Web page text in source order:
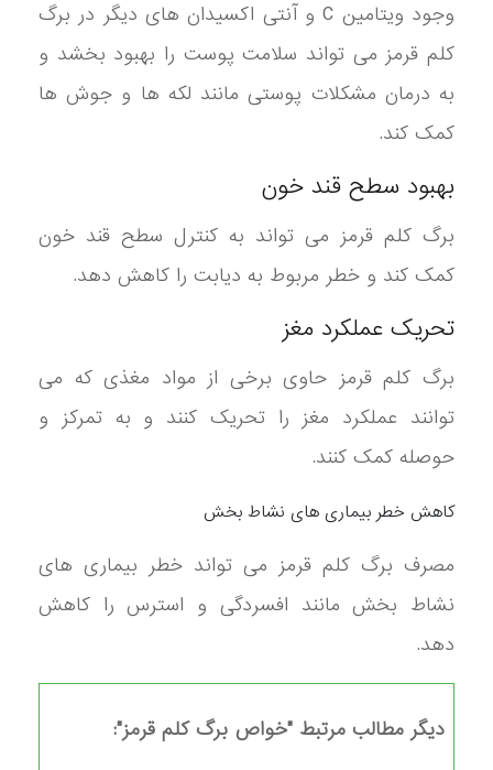
وجود ویتامین C و آنتی اکسیدان های دیگر در برگ
کلم قرمز می تواند سلامت پوست را بهبود بخشد و
به درمان مشکلات پوستی مانند لکه ها و جوش ها
کمک کند.
بهبود سطح قند خون
برگ کلم قرمز می تواند به کنترل سطح قند خون
کمک کند و خطر مربوط به دیابت را کاهش دهد.
تحریک عملکرد مغز
برگ کلم قرمز حاوی برخی از مواد مغذی که می
توانند عملکرد مغز را تحریک کنند و به تمرکز و
حوصله کمک کنند.
کاهش خطر بیماری های نشاط بخش
مصرف برگ کلم قرمز می تواند خطر بیماری های
نشاط بخش مانند افسردگی و استرس را کاهش
دهد.
دیگر مطالب مرتبط "خواص برگ کلم قرمز":